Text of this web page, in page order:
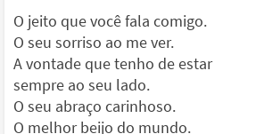
NAMORO
O jeito que você fala comigo.
O seu sorriso ao me ver.
A vontade que tenho de estar
sempre ao seu lado.
O seu abraço carinhoso.
O melhor beijo do mundo.